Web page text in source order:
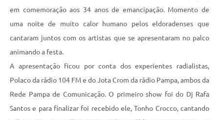
em comemoração aos 34 anos de emancipação. Momento de
uma noite de muito calor humano pelos eldoradenses que
cantaram juntos com os artistas que se apresentaram no palco
animando a festa.
A apresentação ficou por conta dos experientes radialistas,
Polaco da rádio 104 FM e do Jota Crom da rádio Pampa, ambos da
Rede Pampa de Comunicação. O primeiro show foi do Dj Rafa
Santos e para finalizar foi recebido ele, Tonho Crocco, cantando